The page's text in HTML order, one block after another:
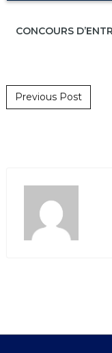
CONCOURS
Post
Previous Post